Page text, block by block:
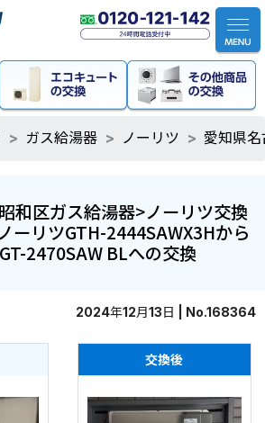
ガス給湯器 ノーリツ 愛知県
和区ガス給湯器>ノーリツ交換
ーリツGTH-2444SAWX3Hから
2470SAW BLへの交換
2024年12月13日 | No.168364
交換後